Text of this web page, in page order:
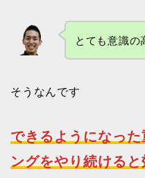
とても意識の
そうなんです
できるようになった
ングをやり続ける